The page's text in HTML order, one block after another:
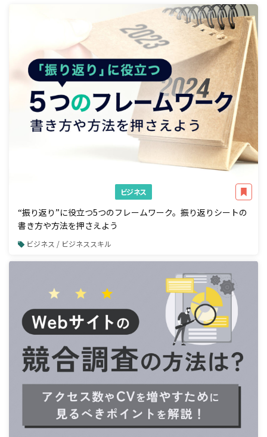
ビジネス
“振り返り”に役立つ5つのフレームワーク。振り返りシートの
書き方や方法を押さえよう
ビジネス / ビジネススキル